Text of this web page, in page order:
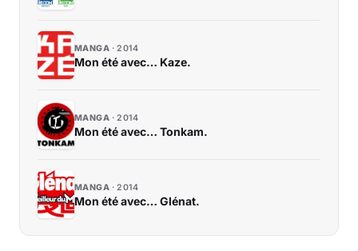
MANGA 2014
Mon été avec… Kaze.
MANGA 2014
Mon été avec… Tonkam.
MANGA 2014
Mon été avec… Glénat.